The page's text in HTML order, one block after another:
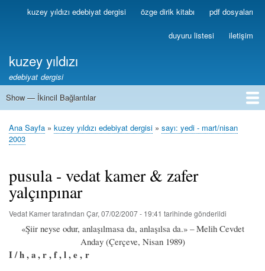
Ana
içeriğe
Birincilkuzey yıldızı edebiyat dergisi özge dirik kitabı pdf dosyaları
duyuru listesi iletişim
kuzey yıldızı
edebiyat dergisi
İkincil
Show — İkincil Bağlantılar
1
2
3
4
5
6
7
8
9
10
11
12
13
Sayfa
Ana Sayfa kuzey yıldızı edebiyat dergisi
sayı: yedi - mart/nisan
2003
pusula - vedat kamer & zafer
yalçınpınar
Vedat Kamertarafından Çar, 07/02/2007 - 19:41 tarihinde gönderildi
«Şiir neyse odur, anlaşılmasa da, anlaşılsa da.» – Melih Cevdet
Anday (Çerçeve, Nisan 1989)
I / h , a , r , f , l , e , r